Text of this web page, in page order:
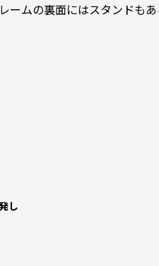
ムの裏面にはスタンドも
し